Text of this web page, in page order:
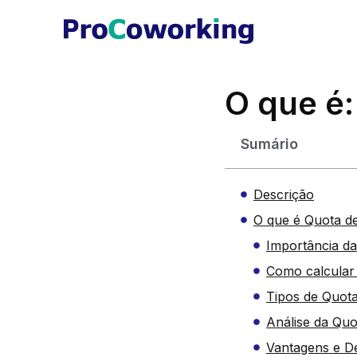
O que
Sumário
Descrição
O que é Quota
Importância
Como
Tipos de
Análise da
Vantagens e